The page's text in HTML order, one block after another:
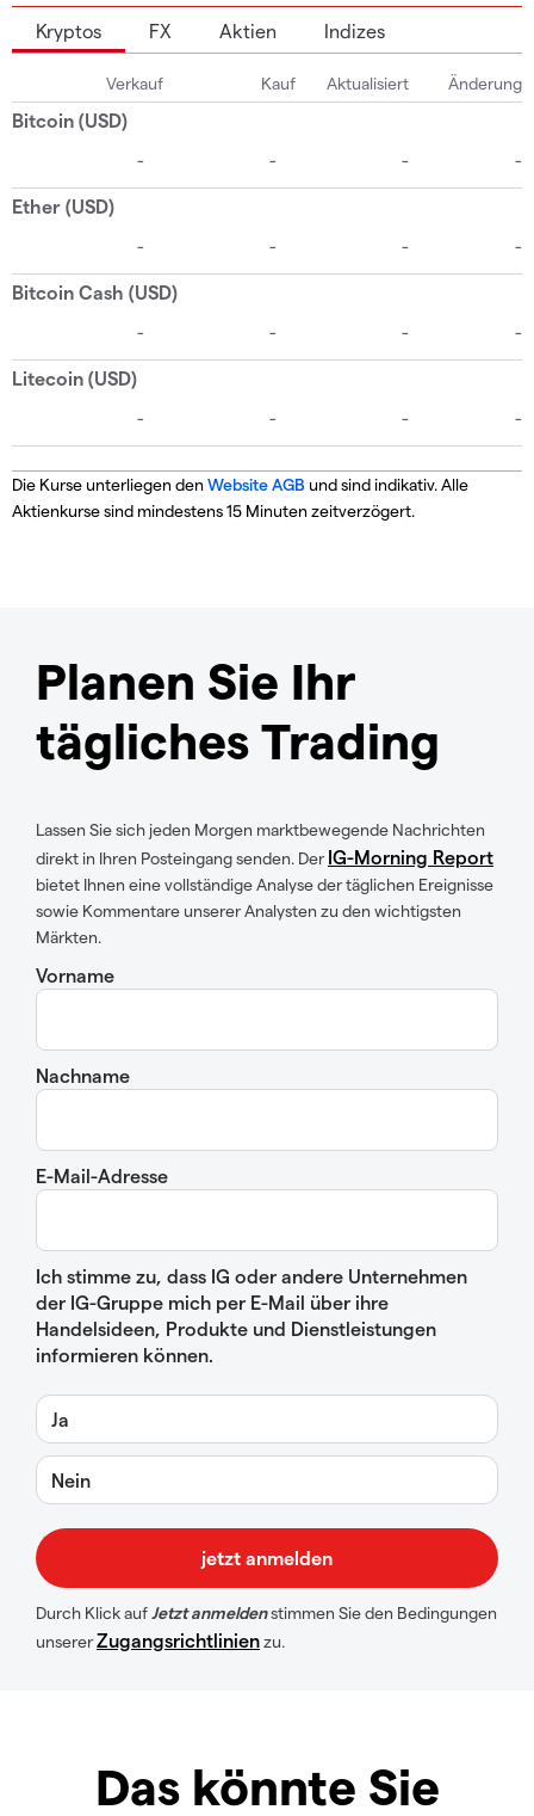
Kryptos FX Aktien Indizes
Die Kurse unterliegen den Website AGB und sind indikativ. Alle
Aktienkurse sind mindestens 15 Minuten zeitverzögert.
Planen Sie Ihr
tägliches Trading
Lassen Sie sich jeden Morgen marktbewegende Nachrichten
direkt in Ihren Posteingang senden. Der IG-Morning Report
bietet Ihnen eine vollständige Analyse der täglichen Ereignisse
sowie Kommentare unserer Analysten zu den wichtigsten
Märkten.
Vorname
Nachname
E-Mail-Adresse
Ich stimme zu, dass IG oder andere Unternehmen
der IG-Gruppe mich per E-Mail über ihre
Handelsideen, Produkte und Dienstleistungen
informieren können.
Ja
Nein
Durch Klick aufJetzt anmeldenstimmen Sie den Bedingungen
unsererZugangsrichtlinienzu.
Das könnte Sie